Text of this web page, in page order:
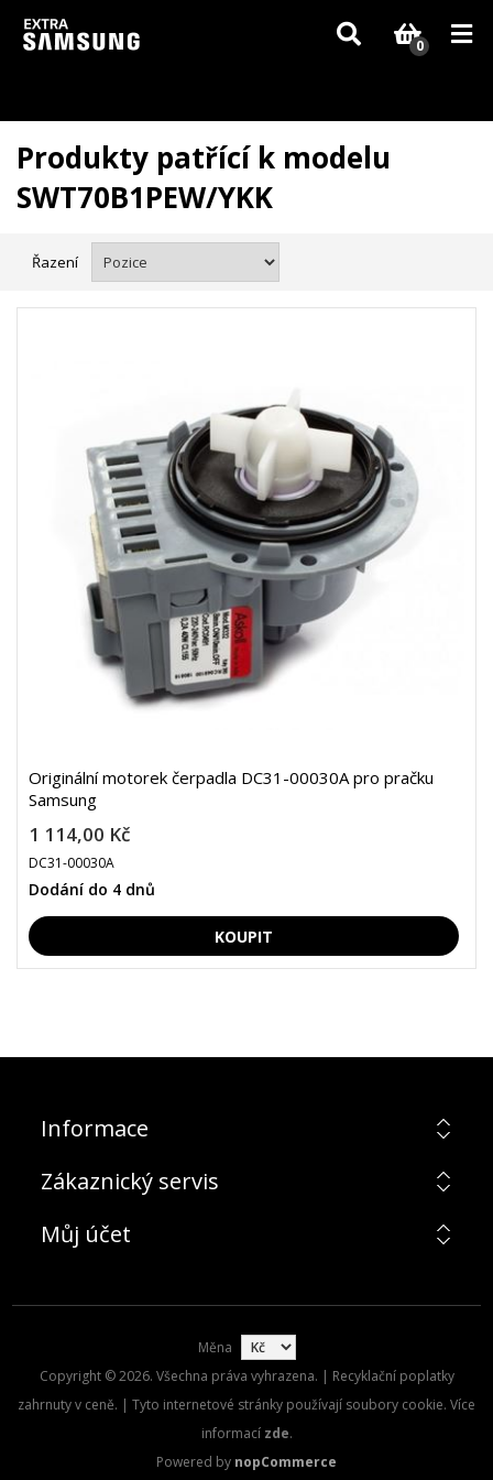
Vzhledem k aktuální situaci se může dodání dílů, které nejsou skladem,
zpozdit. Děkujeme za pochopení.
0
Produkty patřící k modelu
SWT70B1PEW/YKK
Řazení
Originální motorek čerpadla DC31-00030A pro pračku
Samsung
1 114,00 Kč
DC31-00030A
Dodání do 4 dnů
Informace
Zákaznický servis
Můj účet
Měna
Copyright © 2026. Všechna práva vyhrazena. | Recyklační poplatky
zahrnuty v ceně. | Tyto internetové stránky používají soubory cookie. Více
informací zde.
Powered by nopCommerce